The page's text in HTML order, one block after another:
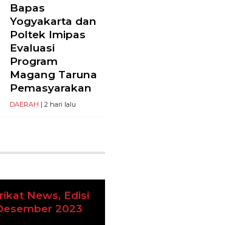
Bapas
Yogyakarta dan
Poltek Imipas
Evaluasi
Program
Magang Taruna
Pemasyarakan
DAERAH | 2 hari lalu
News, Edisi
2023